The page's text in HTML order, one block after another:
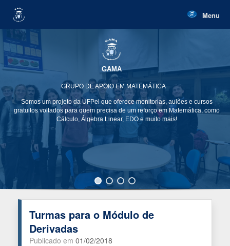
content
Menu
Somos um projeto da UFPel que oferece monitorias, aulões e cursos
gratuitos voltados para quem precisa de um reforço em Matemática, como
Cálculo, Álgebra Linear, EDO e muito mais!
GAMA
GRUPO DE APOIO EM MATEMÁTICA
Turmas para o Módulo de
Derivadas
Publicado em 01/02/2018